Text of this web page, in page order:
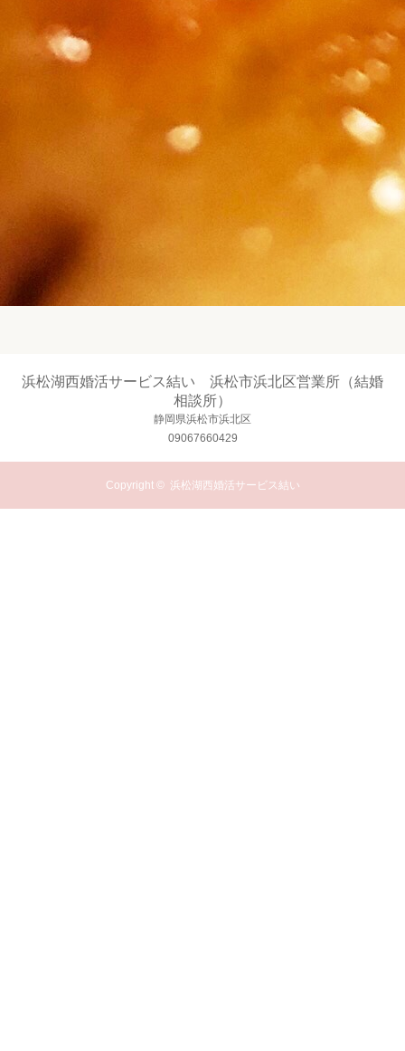
浜松湖西婚活サービス結い 浜松市浜北区営業所（結婚
相談所）
静岡県浜松市浜北区
09067660429
Copyright © 浜松湖西婚活サービス結い